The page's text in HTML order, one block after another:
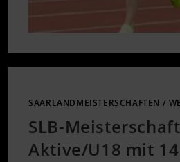
SAARLANDMEISTERSCHAFTEN /
SLB-
Aktive/U18 mit